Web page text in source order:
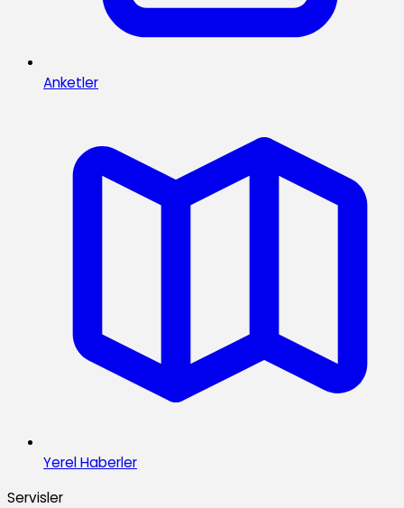
Anketler
Yerel Haberler
Servisler